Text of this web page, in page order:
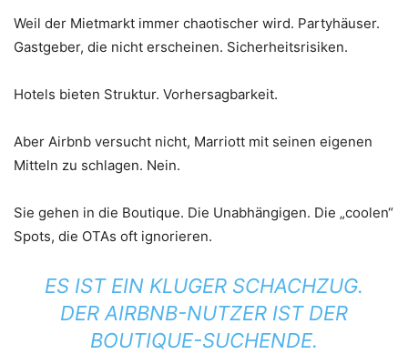
Weil der Mietmarkt immer chaotischer wird. Partyhäuser.
Gastgeber, die nicht erscheinen. Sicherheitsrisiken.
Hotels bieten Struktur. Vorhersagbarkeit.
Aber Airbnb versucht nicht, Marriott mit seinen eigenen
Mitteln zu schlagen. Nein.
Sie gehen in die Boutique. Die Unabhängigen. Die „coolen“
Spots, die OTAs oft ignorieren.
ES IST EIN KLUGER SCHACHZUG.
DER AIRBNB-NUTZER ISTDER
BOUTIQUE-SUCHENDE.